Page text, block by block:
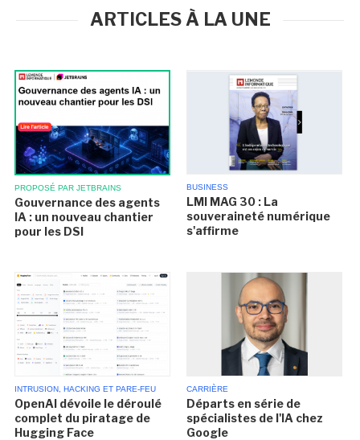
ARTICLES À LA UNE
PROPOSÉ PAR JETBRAINS
Gouvernance des agents
IA : un nouveau chantier
pour les DSI
BUSINESS
LMI MAG 30 : La
souveraineté numérique
s'affirme
INTRUSION, HACKING ET PARE-FEU
OpenAI dévoile le déroulé
complet du piratage de
Hugging Face
CARRIÈRE
Départs en série de
spécialistes de l'IA chez
Google